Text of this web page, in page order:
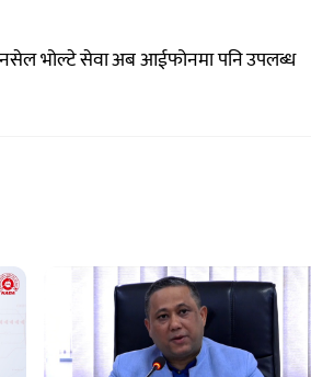
भोल्टे सेवा अब आईफोनमा पनि उपलब्ध